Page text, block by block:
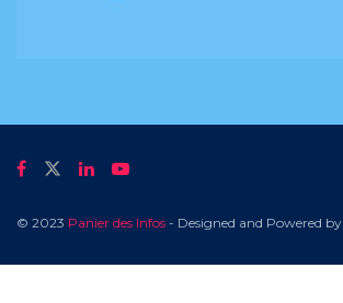
© 2023 Panier des Infos - Designed and Powered by